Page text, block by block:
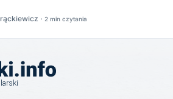
· 2 min czytania